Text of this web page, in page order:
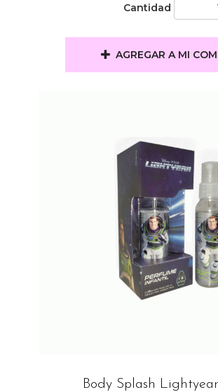
Cantidad
AGREGAR A MI
Body Splash